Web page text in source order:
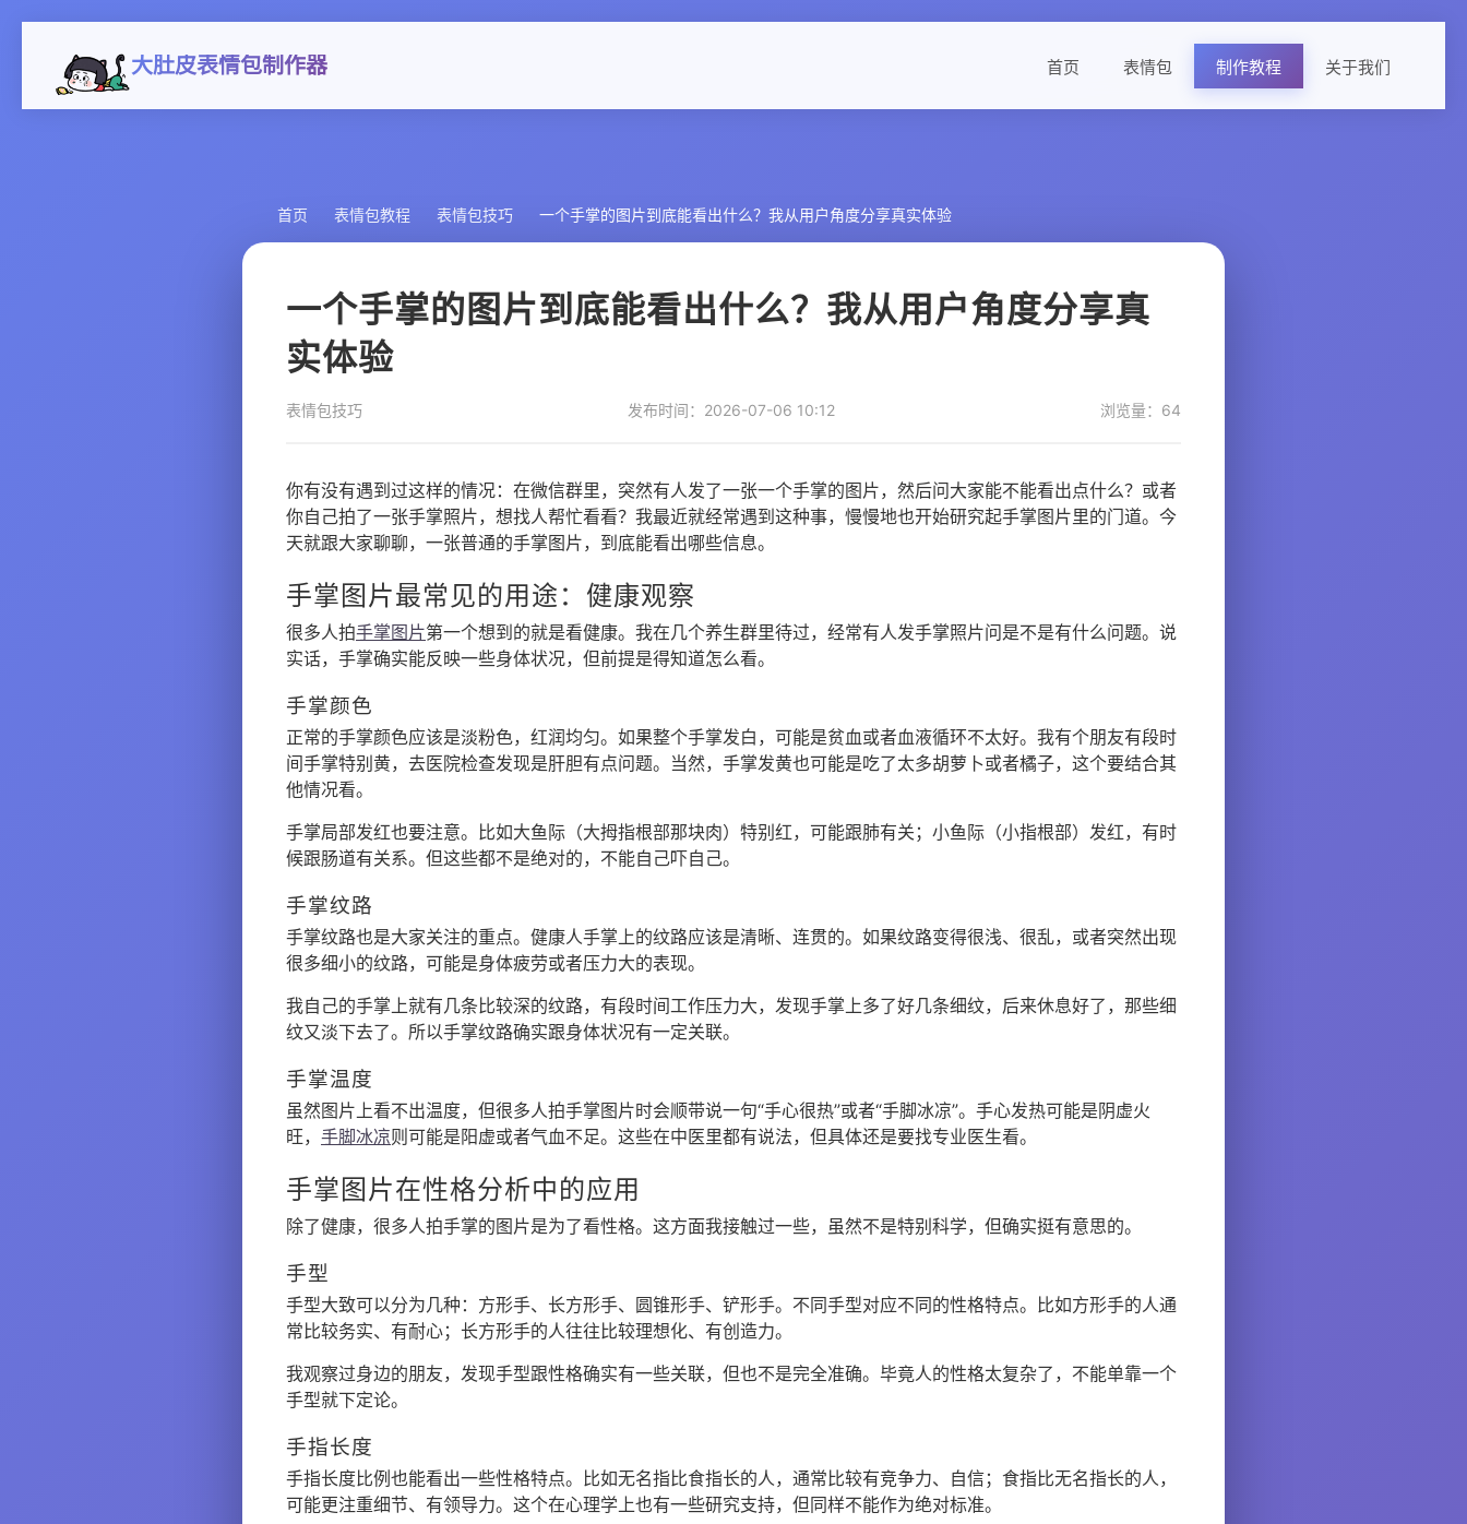
大肚皮表情包制作器 首页 表情包 制作教程 关于我们
首页 表情包教程 表情包技巧 一个手掌的图片到底能看出什么？我从用户角度分享真实体验
一个手掌的图片到底能看出什么？我从用户角度分享真
实体验
表情包技巧 发布时间：2026-07-06 10:12 浏览量：64
你有没有遇到过这样的情况：在微信群里，突然有人发了一张一个手掌的图片，然后问大家能不能看出点什么？或者
你自己拍了一张手掌照片，想找人帮忙看看？我最近就经常遇到这种事，慢慢地也开始研究起手掌图片里的门道。今
天就跟大家聊聊，一张普通的手掌图片，到底能看出哪些信息。
手掌图片最常见的用途：健康观察
很多人拍手掌图片第一个想到的就是看健康。我在几个养生群里待过，经常有人发手掌照片问是不是有什么问题。说
实话，手掌确实能反映一些身体状况，但前提是得知道怎么看。
手掌颜色
正常的手掌颜色应该是淡粉色，红润均匀。如果整个手掌发白，可能是贫血或者血液循环不太好。我有个朋友有段时
间手掌特别黄，去医院检查发现是肝胆有点问题。当然，手掌发黄也可能是吃了太多胡萝卜或者橘子，这个要结合其
他情况看。
手掌局部发红也要注意。比如大鱼际（大拇指根部那块肉）特别红，可能跟肺有关；小鱼际（小指根部）发红，有时
候跟肠道有关系。但这些都不是绝对的，不能自己吓自己。
手掌纹路
手掌纹路也是大家关注的重点。健康人手掌上的纹路应该是清晰、连贯的。如果纹路变得很浅、很乱，或者突然出现
很多细小的纹路，可能是身体疲劳或者压力大的表现。
我自己的手掌上就有几条比较深的纹路，有段时间工作压力大，发现手掌上多了好几条细纹，后来休息好了，那些细
纹又淡下去了。所以手掌纹路确实跟身体状况有一定关联。
手掌温度
虽然图片上看不出温度，但很多人拍手掌图片时会顺带说一句“手心很热”或者“手脚冰凉”。手心发热可能是阴虚火
旺， 手脚冰凉则可能是阳虚或者气血不足。这些在中医里都有说法，但具体还是要找专业医生看。
手掌图片在性格分析中的应用
除了健康，很多人拍手掌的图片是为了看性格。这方面我接触过一些，虽然不是特别科学，但确实挺有意思的。
手型
手型大致可以分为几种：方形手、长方形手、圆锥形手、铲形手。不同手型对应不同的性格特点。比如方形手的人通
常比较务实、有耐心；长方形手的人往往比较理想化、有创造力。
我观察过身边的朋友，发现手型跟性格确实有一些关联，但也不是完全准确。毕竟人的性格太复杂了，不能单靠一个
手型就下定论。
手指长度
手指长度比例也能看出一些性格特点。比如无名指比食指长的人，通常比较有竞争力、自信；食指比无名指长的人，
可能更注重细节、有领导力。这个在心理学上也有一些研究支持，但同样不能作为绝对标准。